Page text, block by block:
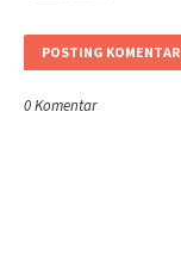
POSTING KOMENTAR
0 Komentar